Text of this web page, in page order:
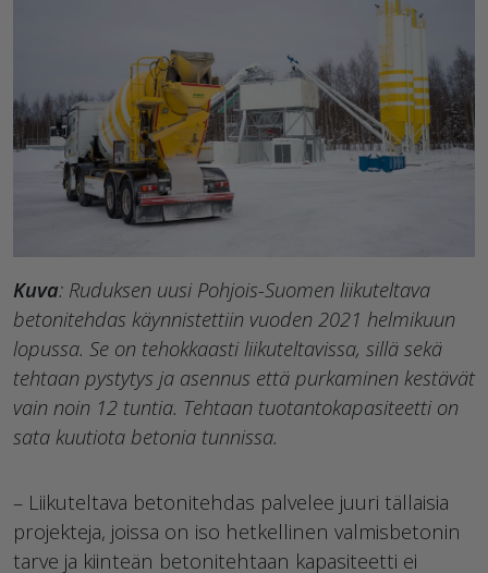
Kuva: Ruduksen uusi Pohjois-Suomen liikuteltava
betonitehdas käynnistettiin vuoden 2021 helmikuun
lopussa. Se on tehokkaasti liikuteltavissa, sillä sekä
tehtaan pystytys ja asennus että purkaminen kestävät
vain noin 12 tuntia. Tehtaan tuotantokapasiteetti on
sata kuutiota betonia tunnissa.
– Liikuteltava betonitehdas palvelee juuri tällaisia
projekteja, joissa on iso hetkellinen valmisbetonin
tarve ja kiinteän betonitehtaan kapasiteetti ei